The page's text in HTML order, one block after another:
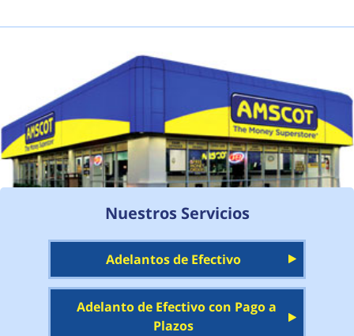
Nuestros Servicios
Adelantos de Efectivo
Adelanto de Efectivo con Pago a
Plazos